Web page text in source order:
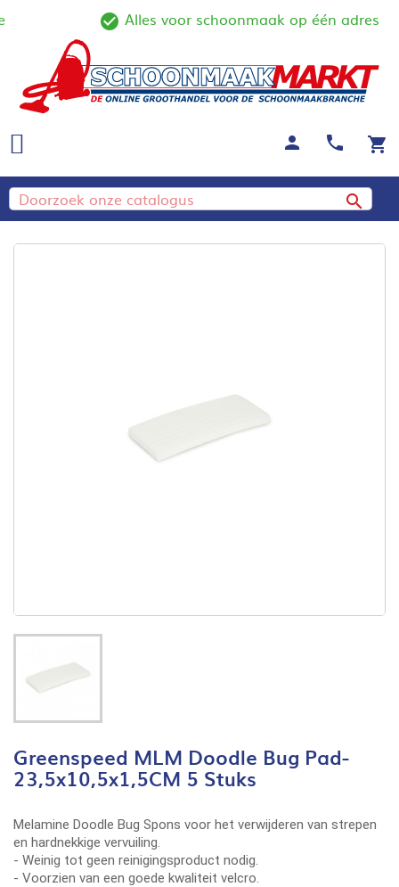
check_circle_outline
Alles voor schoonmaak op één adres
shopping_cart
call
person

Greenspeed MLM Doodle Bug Pad-
23,5x10,5x1,5CM 5 Stuks
Melamine Doodle Bug Spons voor het verwijderen van strepen
en hardnekkige vervuiling.
- Weinig tot geen reinigingsproduct nodig.
- Voorzien van een goede kwaliteit velcro.